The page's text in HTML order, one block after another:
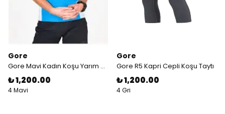
Gore
Gore Mavi Kadın Koşu Yarım Kollu Tişört
₺ 1,200.00
4 Mavi
Gore
Gore R5 Kapri Cepli Koşu Taytı
₺ 1,200.00
4 Gri